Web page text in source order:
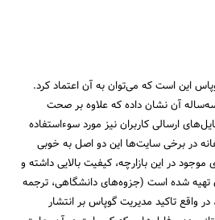
این است که می‌توان به آن اعتماد کرد.
آن نشان داده که علاوه بر صحت
ارسالی کاربران نیز مورد سوءاستفاده
در برخی سایت‌ها این دو اصل به خوبی
در این بازارچه، کیفیت بالایی داشته و
تهیه شده است (جزوه‌های دانشگاهی، ترجمه
در واقع تاکید مدیریت گوپاس بر انتشار